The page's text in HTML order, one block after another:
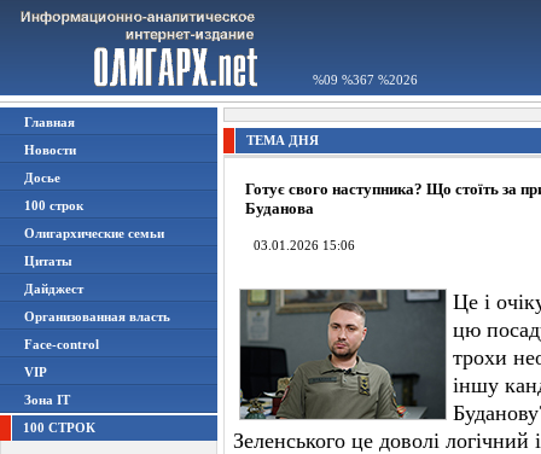
%09 %367 %2026
Главная
Новости
Досье
100 строк
Олигархические семьи
Цитаты
Дайджест
Организованная власть
Face-control
VIP
Зона IT
100 СТРОК
ТЕМА ДНЯ
Готує свого наступника? Що стоїть за
Буданова
03.01.2026 15:06
Це і
цю
трохи
іншу
Зеленського це доволі